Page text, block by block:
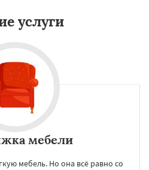
услуги
мебели
мебель. Но она всё равно со